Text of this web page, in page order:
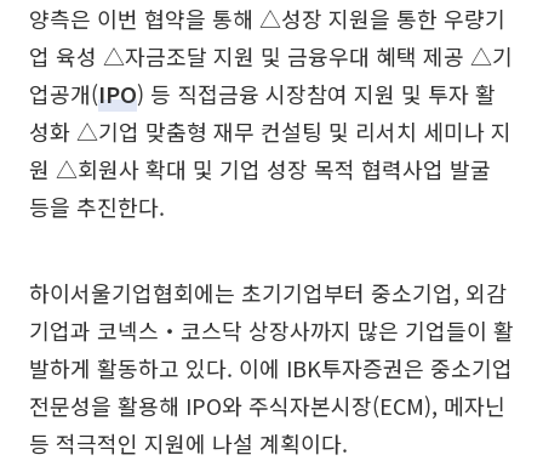
양측은 이번 협약을 통해 △성장 지원을 통한 우량기
업 육성 △자금조달 지원 및 금융우대 혜택 제공 △기
업공개(IPO) 등 직접금융 시장참여 지원 및 투자 활
성화 △기업 맞춤형 재무 컨설팅 및 리서치 세미나 지
원 △회원사 확대 및 기업 성장 목적 협력사업 발굴
등을 추진한다.
하이서울기업협회에는 초기기업부터 중소기업, 외감
기업과 코넥스‧코스닥 상장사까지 많은 기업들이 활
발하게 활동하고 있다. 이에 IBK투자증권은 중소기업
전문성을 활용해 IPO와 주식자본시장(ECM), 메자닌
등 적극적인 지원에 나설 계획이다.